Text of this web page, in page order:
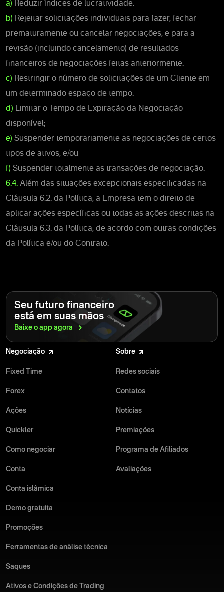
a) Reduzir índices de lucratividade.
b) Rejeitar solicitações individuais para fazer, fechar
prematuramente ou cancelar negociações, e para a
revisão (incluindo cancelamento) de resultados
financeiros de negociações feitas anteriormente.
c) Restringir o número de solicitações de um Cliente em
um determinado espaço de tempo.
d) Limitar o Tempo de Expiração da Negociação
disponível;
e) Suspender temporariamente as negociações de certos
tipos de ativos, e/ou
f) Suspender totalmente as transações de negociação.
6.4. Além das situações excepcionais especificadas na
Cláusula 6.2. da Política, a Empresa tem o direito de
aplicar ações específicas ou todas as ações descritas na
Cláusula 6.3. da Política, de acordo com outras condições
da Política e/ou do Contrato.
Seu futuro financeiro
está em suas mãos
Baixe o app agora
Negociação
Fixed Time
Forex
Ações
Quickler
Como negociar
Conta
Conta islâmica
Demo gratuita
Promoções
Ferramentas de análise técnica
Saques
Ativos e Condições de Trading
Sobre
Redes sociais
Contatos
Notícias
Premiações
Programa de Afiliados
Avaliações